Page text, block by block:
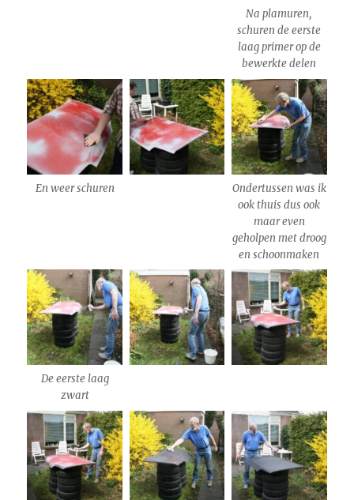
Na plamuren,
schuren de eerste
laag primer op de
bewerkte delen
En weer schuren
Ondertussen was ik
ook thuis dus ook
maar even
geholpen met droog
en schoonmaken
De eerste laag
zwart